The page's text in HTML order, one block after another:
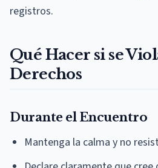
registros.
Qué Hacer si se
Derechos
Durante el Encuentro
Mantenga la calma y no